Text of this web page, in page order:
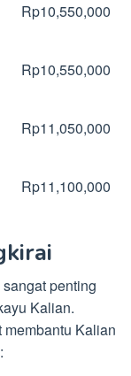
Rp10,550,000
Rp10,550,000
Rp11,050,000
Rp11,100,000
penting
Kalian.
Kalian